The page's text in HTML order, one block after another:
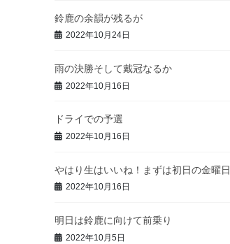
鈴鹿の余韻が残るが
2022年10月24日
雨の決勝そして戴冠なるか
2022年10月16日
ドライでの予選
2022年10月16日
やはり生はいいね！まずは初日の金曜日
2022年10月16日
明日は鈴鹿に向けて前乗り
2022年10月5日